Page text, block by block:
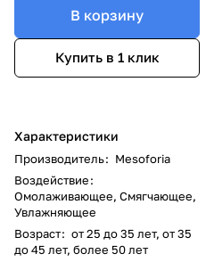
В корзину
Купить в 1 клик
Характеристики
Производитель: Mesoforia
Воздействие:
Омолаживающее, Смягчающее,
Увлажняющее
Возраст: от 25 до 35 лет, от 35
до 45 лет, более 50 лет